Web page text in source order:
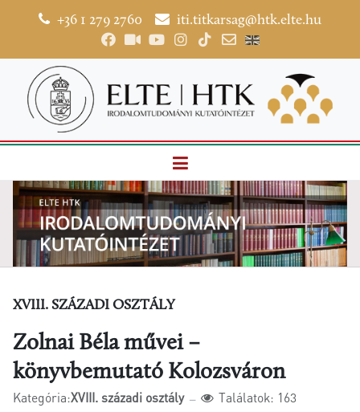
+36 1 279 2760 iti.titkarsag@htk.elte.hu
XVIII. SZÁZADI OSZTÁLY
Zolnai Béla művei –
könyvbemutató Kolozsváron
Kategória:XVIII. századi osztály Találatok: 163